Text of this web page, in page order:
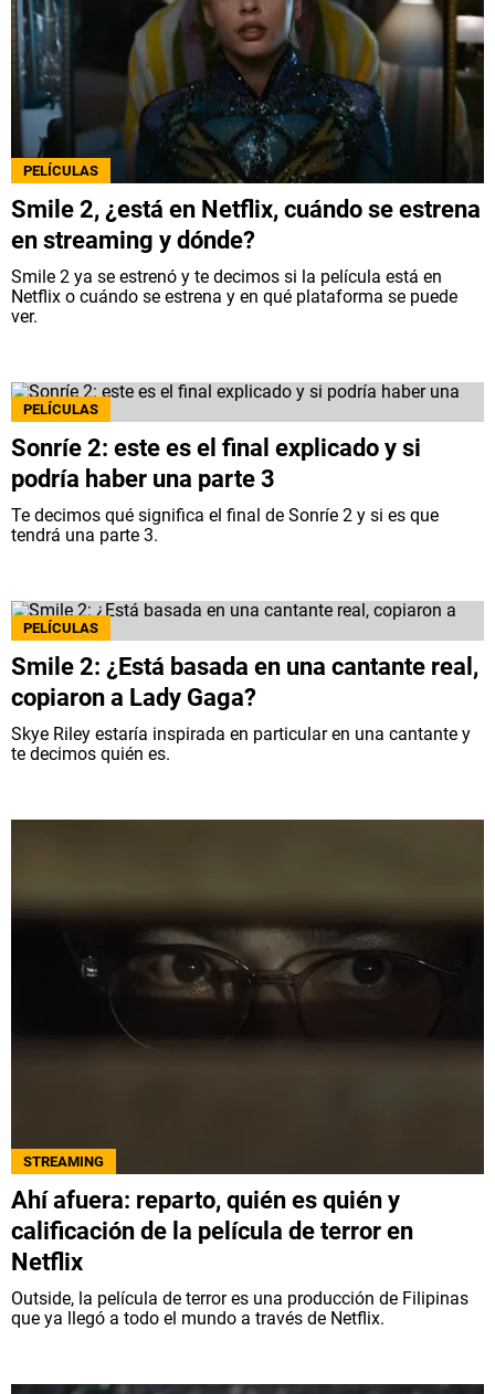
PELÍCULAS
Smile 2, ¿está en Netflix, cuándo se estrena
en streaming y dónde?
Smile 2 ya se estrenó y te decimos si la película está en
Netflix o cuándo se estrena y en qué plataforma se puede
ver.
PELÍCULAS
Sonríe 2: este es el final explicado y si
podría haber una parte 3
Te decimos qué significa el final de Sonríe 2 y si es que
tendrá una parte 3.
PELÍCULAS
Smile 2: ¿Está basada en una cantante real,
copiaron a Lady Gaga?
Skye Riley estaría inspirada en particular en una cantante y
te decimos quién es.
STREAMING
Ahí afuera: reparto, quién es quién y
calificación de la película de terror en
Netflix
Outside, la película de terror es una producción de Filipinas
que ya llegó a todo el mundo a través de Netflix.